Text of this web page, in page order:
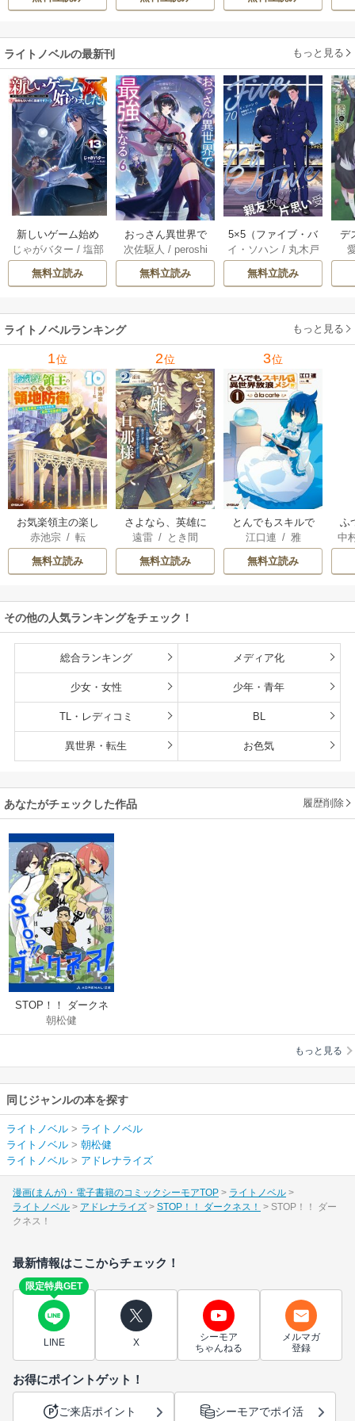
きたのがヤバい男
す！ ～聖女に嵌め
二度目は串刺し回
陛下に溺愛されて
ライトノベルの最新刊 もっと見る
新しいゲーム始め
ました。～使命も
ないのに最強で
す？～ 13巻
じゃがバター / 塩部
縁/りりんら
無料立読み
おっさん異世界で
最強になる 6巻
次佐駆人 / peroshi
無料立読み
5×5（ファイブ・バ
イ・ファイブ）
［分冊版］ 70巻
イ・ソハン / 丸木戸
マキ/加藤智子
無料立読み
デ
ライトノベルランキング もっと見る
1位
お気楽領主の楽し
い領地防衛
赤池宗/ 転
無料立読み
2位
さよなら、英雄に
なった旦那様 ～た
だ祈るだけの役立
たずな妻のはずで
遠雷 / とき間
無料立読み
3位
とんでもスキルで
異世界放浪メシ
江口連 / 雅
無料立読み
ふ
中
その他の人気ランキングをチェック！
総合ランキング メディア化
少女・女性 少年・青年
TL・レディコミ BL
異世界・転生 お色気
あなたがチェックした作品 履歴削除
STOP！！ ダークネ
ス！
朝松健
もっと見る
同じジャンルの本を探す
ライトノベル > ライトノベル
ライトノベル > 朝松健
ライトノベル > アドレナライズ
漫画(まんが)・電子書籍のコミックシーモアTOP
ライトノベル
ライトノベル
アドレナライズ STOP！！ ダークネス！
STOP！！ ダー
クネス！
最新情報はここからチェック！
限定特典GET
LINE X
シーモア
ちゃんねる
メルマガ
登録
お得にポイントゲット！
ご来店ポイント シーモアでポイ活